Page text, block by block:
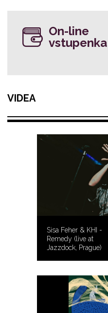
On-line
vstupenka
VIDEA
Sisa Feher & KHI -
Remedy (live at
Jazzdock, Prague)